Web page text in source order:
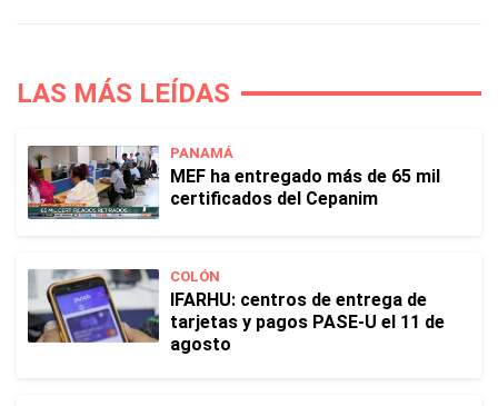
LAS MÁS LEÍDAS
PANAMÁ
MEF ha entregado más de 65 mil
certificados del Cepanim
COLÓN
IFARHU: centros de entrega de
tarjetas y pagos PASE-U el 11 de
agosto